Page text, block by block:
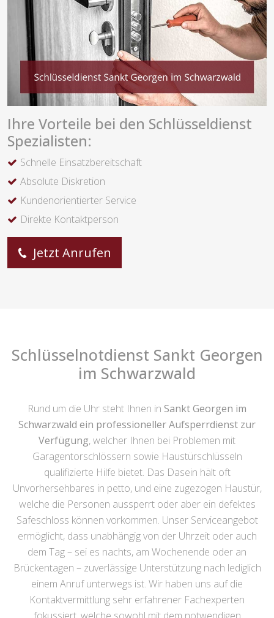
Ihre Vorteile bei den Schlüsseldienst
Spezialisten:
Schnelle Einsatzbereitschaft
Absolute Diskretion
Kundenorientierter Service
Direkte Kontaktperson
Jetzt Anrufen
Schlüsselnotdienst Sankt Georgen
im Schwarzwald
Rund um die Uhr steht Ihnen in Sankt Georgen im
Schwarzwald ein professioneller Aufsperrdienst zur
Verfügung, welcher Ihnen bei Problemen mit
Garagentorschlössern sowie Haustürschlüsseln
qualifizierte Hilfe bietet. Das Dasein hält oft
Unvorhersehbares in petto, und eine zugezogen Haustür,
welche die Personen aussperrt oder aber ein defektes
Safeschloss können vorkommen. Unser Serviceangebot
ermöglicht, dass unabhängig von der Uhrzeit oder auch
dem Tag – sei es nachts, am Wochenende oder an
Brückentagen – zuverlässige Unterstützung nach lediglich
einem Anruf unterwegs ist. Wir haben uns auf die
Kontaktvermittlung sehr erfahrener Fachexperten